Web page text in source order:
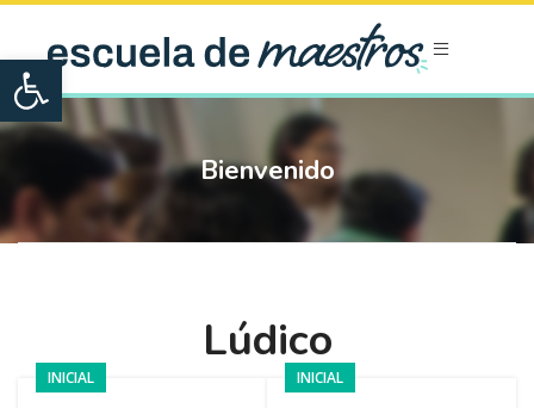
Open toolbar
Bienvenido
Lúdico
INICIAL INICIAL